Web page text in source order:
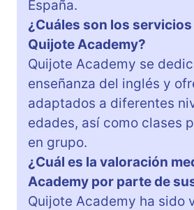
España.
¿Cuáles son los
Quijote Academy?
Quijote Academy se
enseñanza del inglés y
adaptados a diferentes
edades, así como clases
en grupo.
¿Cuál es la valoración
Academy por parte de
Quijote Academy ha sido